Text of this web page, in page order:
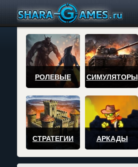
РОЛЕВЫЕ СИМУЛЯТОРЫ
СТРАТЕГИИ АРКАДЫ